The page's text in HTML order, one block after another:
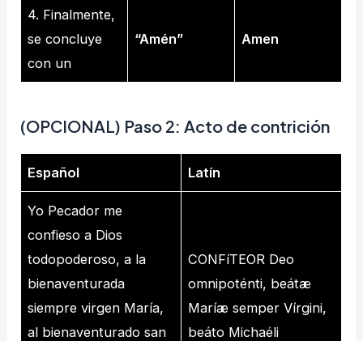
4. Finalmente,
se concluye
con un
“Amén” Amen
(OPCIONAL) Paso 2: Acto de contrición
Español Latín
Yo Pecador me
confieso a Dios
todopoderoso, a la
bienaventurada
siempre virgen María,
al bienaventurado san
CONFíTEOR Deo
omnipoténti, beátæ
Maríæ semper Vírgini,
beáto Michaéli